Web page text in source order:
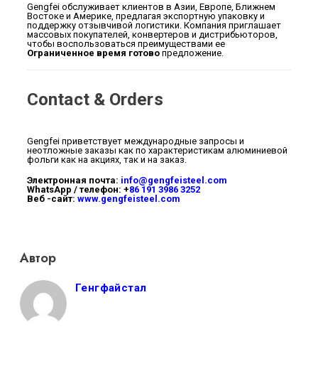
Gengfei обслуживает клиентов в Азии, Европе, Ближнем
Востоке и Америке, предлагая экспортную упаковку и
поддержку отзывчивой логистики. Компания приглашает
массовых покупателей, конвертеров и дистрибьюторов,
чтобы воспользоваться преимуществами ее
Ограниченное время готово предложение.
Contact & Orders
Gengfei приветствует международные запросы и
неотложные заказы как по характеристикам алюминиевой
фольги как на акциях, так и на заказ.
Электронная почта: info@gengfeisteel.com
WhatsApp / телефон: +86 191 3986 3252
Веб -сайт: www.gengfeisteel.com
Автор
Генгфайстал